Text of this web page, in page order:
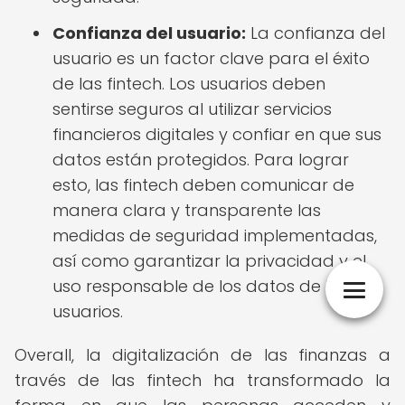
Confianza del usuario: La confianza del
usuario es un factor clave para el éxito
de las fintech. Los usuarios deben
sentirse seguros al utilizar servicios
financieros digitales y confiar en que sus
datos están protegidos. Para lograr
esto, las fintech deben comunicar de
manera clara y transparente las
medidas de seguridad implementadas,
así como garantizar la privacidad y el
uso responsable de los datos de los
usuarios.
Overall, la digitalización de las finanzas a
través de las fintech ha transformado la